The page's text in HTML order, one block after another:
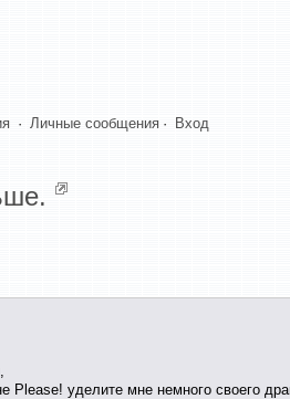
· Личные сообщения · Вход
уделите мне немного своего